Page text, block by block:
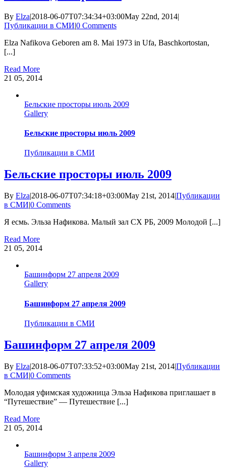
By Elza|2018-06-07T07:34:34+03:00May 22nd, 2014|
Публикации в СМИ|0 Comments
Еlza Nafikova Geboren аm 8. Mai 1973 in Ufa, Baschkortostan,
[...]
Read More
21 05, 2014
Бельские просторы июль 2009
Gallery
Бельские просторы июль 2009
Публикации в СМИ
Бельские просторы июль 2009
By Elza|2018-06-07T07:34:18+03:00May 21st, 2014|Публикации
в СМИ|0 Comments
Я есмь. Эльза Нафикова. Малый зал СХ РБ, 2009 Молодой [...]
Read More
21 05, 2014
Башинформ 27 апреля 2009
Gallery
Башинформ 27 апреля 2009
Публикации в СМИ
Башинформ 27 апреля 2009
By Elza|2018-06-07T07:33:52+03:00May 21st, 2014|Публикации
в СМИ|0 Comments
Молодая уфимская художница Эльза Нафикова приглашает в
“Путешествие” — Путешествие [...]
Read More
21 05, 2014
Башинформ 3 апреля 2009
Gallery